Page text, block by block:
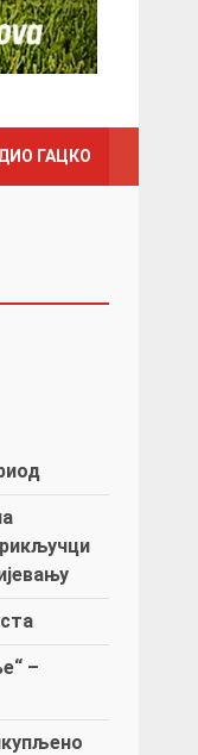
ГАЦКО
–